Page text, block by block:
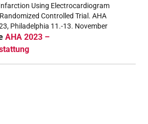
Using Electrocardiogram
Controlled Trial. AHA
Philadelphia 11.-13. November
AHA 2023 –